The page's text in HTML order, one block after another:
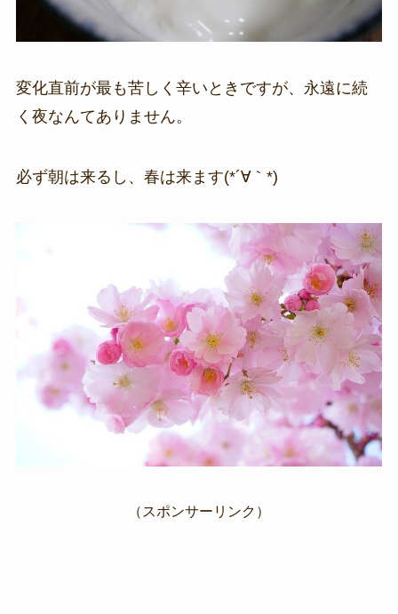
変化直前が最も苦しく辛いときですが、永遠に続
く夜なんてありません。
必ず朝は来るし、春は来ます(*´∀｀*)
（スポンサーリンク）